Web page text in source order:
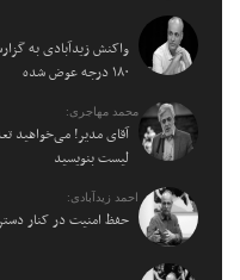
واکنش زیدآبادی به
۱۸۰ درجه عوض شده
محمد مهاجری:
آقای مدیر! می‌خواهید
لیست بنویسید
احمد زیدآبادی:
حفظ امنیت در کنار